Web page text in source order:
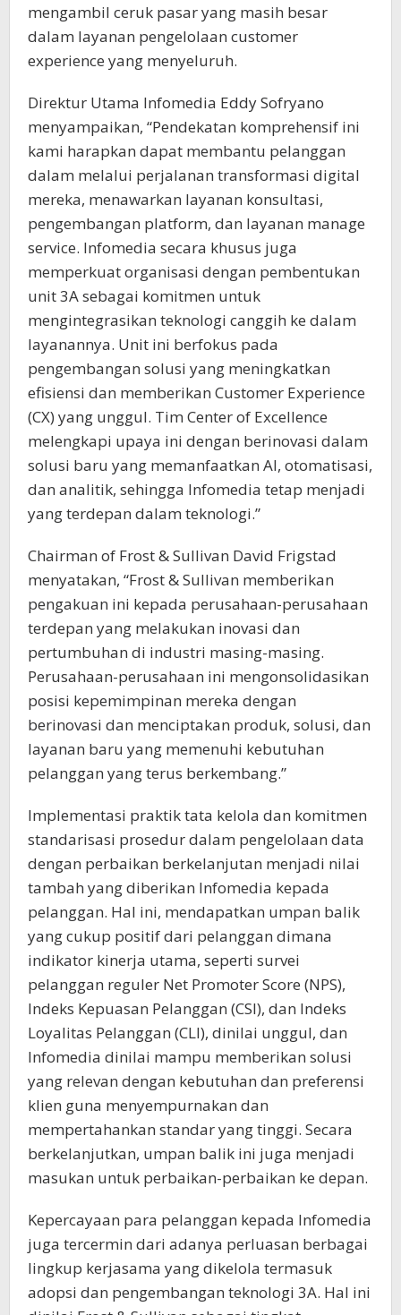
mengambil ceruk pasar yang masih besar
dalam layanan pengelolaan customer
experience yang menyeluruh.
Direktur Utama Infomedia Eddy Sofryano
menyampaikan, “Pendekatan komprehensif ini
kami harapkan dapat membantu pelanggan
dalam melalui perjalanan transformasi digital
mereka, menawarkan layanan konsultasi,
pengembangan platform, dan layanan manage
service. Infomedia secara khusus juga
memperkuat organisasi dengan pembentukan
unit 3A sebagai komitmen untuk
mengintegrasikan teknologi canggih ke dalam
layanannya. Unit ini berfokus pada
pengembangan solusi yang meningkatkan
efisiensi dan memberikan Customer Experience
(CX) yang unggul. Tim Center of Excellence
melengkapi upaya ini dengan berinovasi dalam
solusi baru yang memanfaatkan AI, otomatisasi,
dan analitik, sehingga Infomedia tetap menjadi
yang terdepan dalam teknologi.”
Chairman of Frost & Sullivan David Frigstad
menyatakan, “Frost & Sullivan memberikan
pengakuan ini kepada perusahaan-perusahaan
terdepan yang melakukan inovasi dan
pertumbuhan di industri masing-masing.
Perusahaan-perusahaan ini mengonsolidasikan
posisi kepemimpinan mereka dengan
berinovasi dan menciptakan produk, solusi, dan
layanan baru yang memenuhi kebutuhan
pelanggan yang terus berkembang.”
Implementasi praktik tata kelola dan komitmen
standarisasi prosedur dalam pengelolaan data
dengan perbaikan berkelanjutan menjadi nilai
tambah yang diberikan Infomedia kepada
pelanggan. Hal ini, mendapatkan umpan balik
yang cukup positif dari pelanggan dimana
indikator kinerja utama, seperti survei
pelanggan reguler Net Promoter Score (NPS),
Indeks Kepuasan Pelanggan (CSI), dan Indeks
Loyalitas Pelanggan (CLI), dinilai unggul, dan
Infomedia dinilai mampu memberikan solusi
yang relevan dengan kebutuhan dan preferensi
klien guna menyempurnakan dan
mempertahankan standar yang tinggi. Secara
berkelanjutkan, umpan balik ini juga menjadi
masukan untuk perbaikan-perbaikan ke depan.
Kepercayaan para pelanggan kepada Infomedia
juga tercermin dari adanya perluasan berbagai
lingkup kerjasama yang dikelola termasuk
adopsi dan pengembangan teknologi 3A. Hal ini